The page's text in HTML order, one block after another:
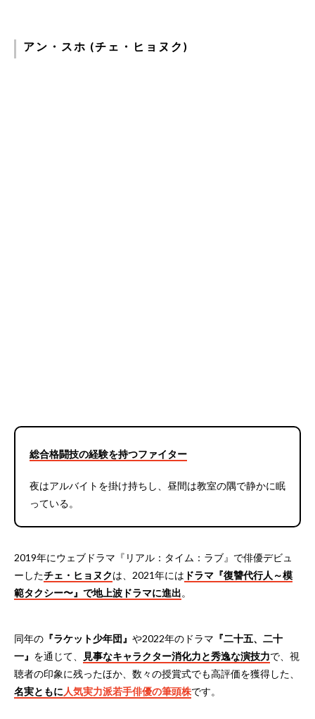
アン・スホ (チェ・ヒョヌク)
総合格闘技の経験を持つファイター
夜はアルバイトを掛け持ちし、昼間は教室の隅で静かに眠
っている。
2019年にウェブドラマ『リアル：タイム：ラブ』で俳優デビュ
ーしたチェ・ヒョヌクは、2021年には ドラマ『復讐代行人～模
範タクシー〜』で地上波ドラマに進出。
同年の 『ラケット少年団』 や2022年のドラマ 『二十五、二十
一』 を通じて、 見事なキャラクター消化力と秀逸な演技力で、視
聴者の印象に残ったほか、数々の授賞式でも高評価を獲得した、
名実ともに 人気実力派若手俳優の筆頭株です。